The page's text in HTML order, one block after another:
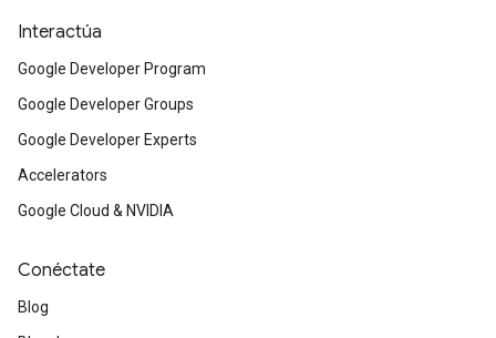
Interactúa
Google Developer Program
Google Developer Groups
Google Developer Experts
Accelerators
Google Cloud & NVIDIA
Conéctate
Blog